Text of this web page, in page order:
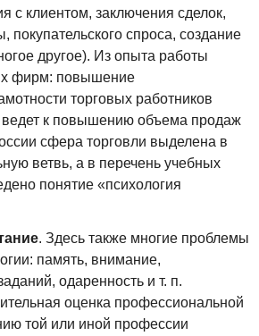
с клиентом, заключения сделок,
покупательского спроса, создание
другое). Из опыта работы
фирм: повышение
торговых работников
ведет к повышению объема продаж
сфера торговли выделена в
ветвь, а в перечень учебных
понятие «психология
. Здесь также многие проблемы
память, внимание,
одаренность и т. п.
оценка профессиональной
той или иной профессии